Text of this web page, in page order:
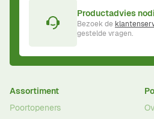
Productadvies
Bezoek de
gestelde vragen.
Assortiment
Poortopeners